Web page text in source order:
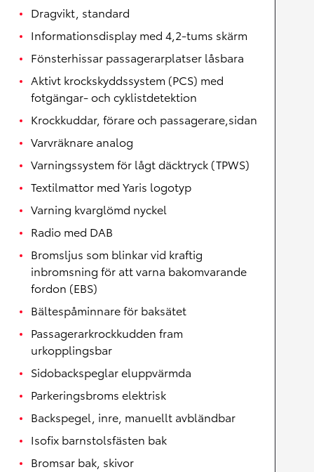
Dragvikt, standard
Informationsdisplay med 4,2-tums skärm
Fönsterhissar passagerarplatser låsbara
Aktivt krockskyddssystem (PCS) med
fotgängar- och cyklistdetektion
Krockkuddar, förare och passagerare,sidan
Varvräknare analog
Varningssystem för lågt däcktryck (TPWS)
Textilmattor med Yaris logotyp
Varning kvarglömd nyckel
Radio med DAB
Bromsljus som blinkar vid kraftig
inbromsning för att varna bakomvarande
fordon (EBS)
Bältespåminnare för baksätet
Passagerarkrockkudden fram
urkopplingsbar
Sidobackspeglar eluppvärmda
Parkeringsbroms elektrisk
Backspegel, inre, manuellt avbländbar
Isofix barnstolsfästen bak
Bromsar bak, skivor